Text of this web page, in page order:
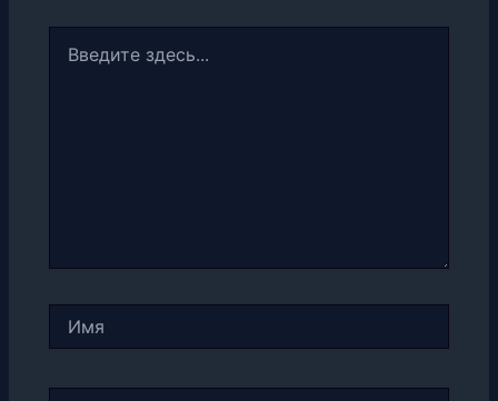
здесь...